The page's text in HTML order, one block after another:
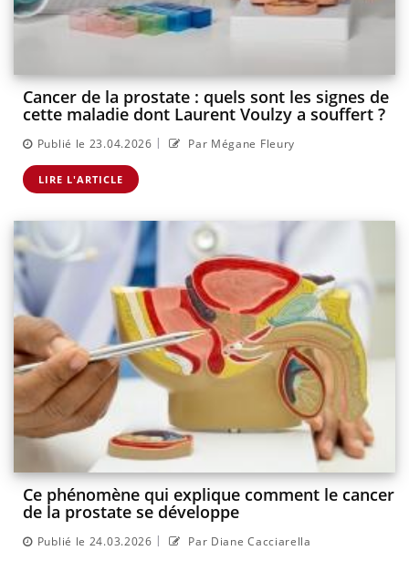
Cancer de la prostate : quels sont les signes de
cette maladie dont Laurent Voulzy a souffert ?
Publié le 23.04.2026 | Par Mégane Fleury
LIRE L'ARTICLE
Ce phénomène qui explique comment le cancer
de la prostate se développe
Publié le 24.03.2026 | Par Diane Cacciarella